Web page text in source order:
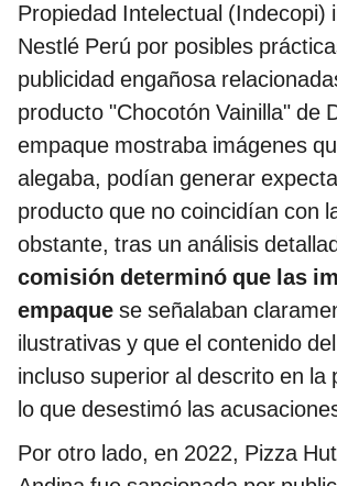
Propiedad Intelectual (Indecopi)
Nestlé Perú por posibles
publicidad engañosa
producto "Chocotón Vainilla" de
empaque mostraba imágenes
alegaba, podían generar
producto que no coincidían con
obstante, tras un análisis
comisión determinó que las
empaque se señalaban
ilustrativas y que el contenido
incluso superior al descrito en la
lo que desestimó las
Por otro lado, en 2022, Pizza